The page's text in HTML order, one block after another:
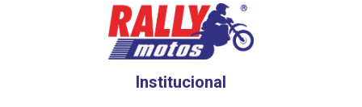
Institucional